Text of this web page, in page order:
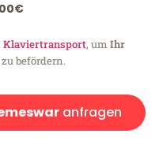
Klaviertransport, um Ihr
zu befördern.
anfragen